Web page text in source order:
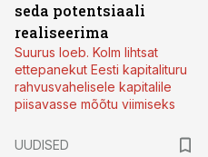
seda potentsiaali
realiseerima
Suurus loeb. Kolm lihtsat
ettepanekut Eesti kapitalituru
rahvusvahelisele kapitalile
piisavasse mõõtu viimiseks
UUDISED